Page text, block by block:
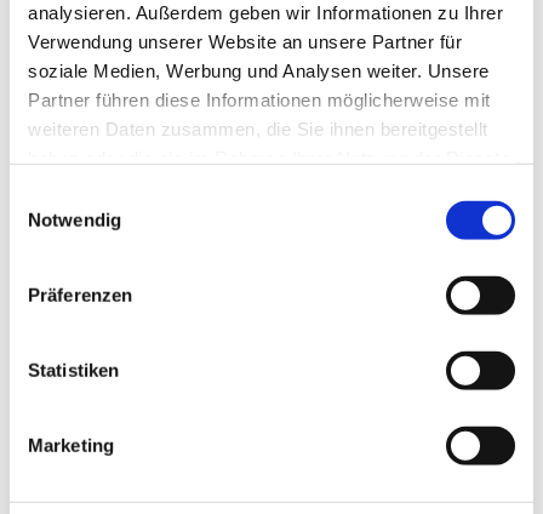
analysieren. Außerdem geben wir Informationen zu Ihrer
Verwendung unserer Website an unsere Partner für
soziale Medien, Werbung und Analysen weiter. Unsere
Partner führen diese Informationen möglicherweise mit
weiteren Daten zusammen, die Sie ihnen bereitgestellt
Notwendig
Präferenzen
Statistiken
Marketing
Dies könnte Sie auch
interessieren